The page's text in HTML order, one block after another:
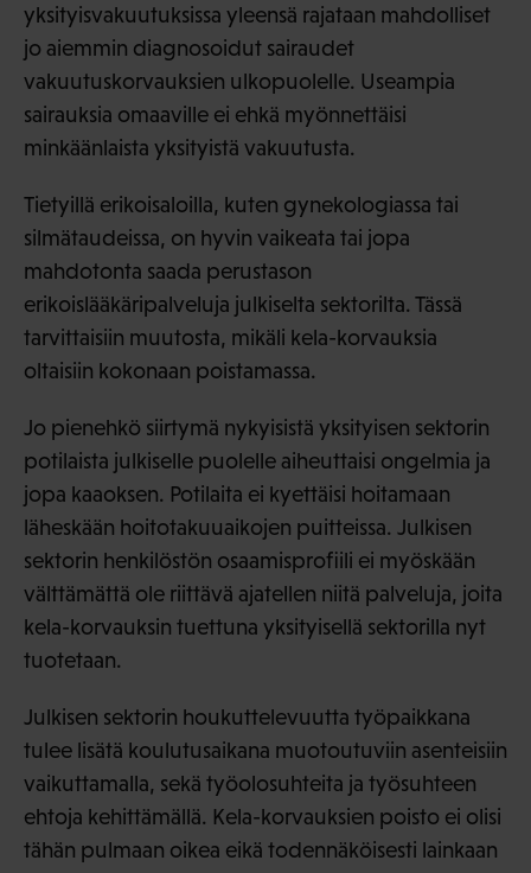
yksityisvakuutuksissa yleensä rajataan mahdolliset
jo aiemmin diagnosoidut sairaudet
vakuutuskorvauksien ulkopuolelle. Useampia
sairauksia omaaville ei ehkä myönnettäisi
minkäänlaista yksityistä vakuutusta.
Tietyillä erikoisaloilla, kuten gynekologiassa tai
silmätaudeissa, on hyvin vaikeata tai jopa
mahdotonta saada perustason
erikoislääkäripalveluja julkiselta sektorilta. Tässä
tarvittaisiin muutosta, mikäli kela-korvauksia
oltaisiin kokonaan poistamassa.
Jo pienehkö siirtymä nykyisistä yksityisen sektorin
potilaista julkiselle puolelle aiheuttaisi ongelmia ja
jopa kaaoksen. Potilaita ei kyettäisi hoitamaan
läheskään hoitotakuuaikojen puitteissa. Julkisen
sektorin henkilöstön osaamisprofiili ei myöskään
välttämättä ole riittävä ajatellen niitä palveluja, joita
kela-korvauksin tuettuna yksityisellä sektorilla nyt
tuotetaan.
Julkisen sektorin houkuttelevuutta työpaikkana
tulee lisätä koulutusaikana muotoutuviin asenteisiin
vaikuttamalla, sekä työolosuhteita ja työsuhteen
ehtoja kehittämällä. Kela-korvauksien poisto ei olisi
tähän pulmaan oikea eikä todennäköisesti lainkaan